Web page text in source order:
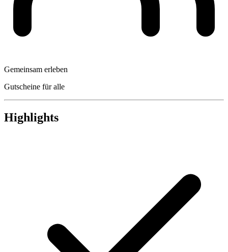
Gemeinsam erleben
Gutscheine für alle
Highlights